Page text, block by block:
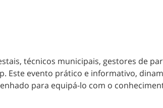
técnicos municipais, gestores de
evento prático e informativo,
para equipá-lo com o